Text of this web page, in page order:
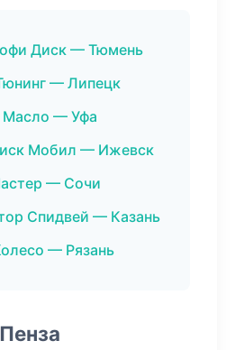
Диск — Тюмень
— Липецк
Масло — Уфа
Мобил — Ижевск
— Сочи
Спидвей — Казань
— Рязань